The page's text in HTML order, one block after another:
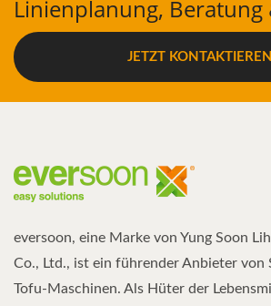
Linienplanung, Beratung
JETZT
eversoon, eine Marke von Yung Soon
Co., Ltd., ist ein führender Anbieter von
Tofu-Maschinen. Als Hüter der